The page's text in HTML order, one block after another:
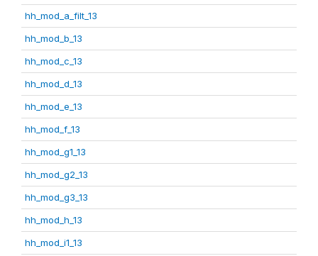
hh_mod_a_filt_13
hh_mod_b_13
hh_mod_c_13
hh_mod_d_13
hh_mod_e_13
hh_mod_f_13
hh_mod_g1_13
hh_mod_g2_13
hh_mod_g3_13
hh_mod_h_13
hh_mod_i1_13